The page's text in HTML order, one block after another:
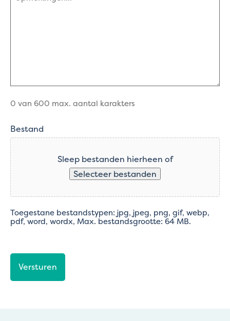
0 van 600 max. aantal karakters
Bestand
Sleep bestanden hierheen of
Selecteer bestanden
Toegestane bestandstypen: jpg, jpeg, png, gif, webp,
pdf, word, wordx, Max. bestandsgrootte: 64 MB.